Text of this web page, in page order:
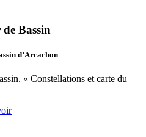
Bassin
d’Arcachon
« Constellations et carte du